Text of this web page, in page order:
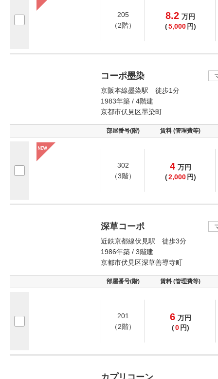
205
（2階）
8.2 万円
(5,000 円)
コーポ墨染
京阪本線墨染駅 徒歩1分
1983年築 / 4階建
京都市伏見区墨染町
部屋番号(階) 賃料 (管理費等)
302
（3階）
4 万円
(2,000 円)
深草コーポ
近鉄京都線伏見駅 徒歩3分
1986年築 / 3階建
京都市伏見区深草善導寺町
部屋番号(階) 賃料 (管理費等)
201
（2階）
6 万円
(0 円)
カプリコーン